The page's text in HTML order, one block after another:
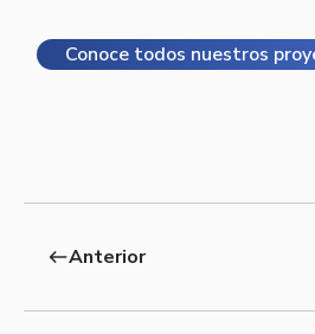
Conoce todos nuestros
westAnterior